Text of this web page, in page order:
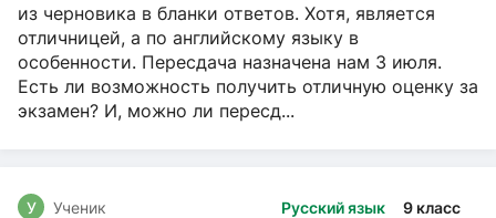
из черновика в бланки ответов. Хотя, является
отличницей, а по английскому языку в
особенности. Пересдача назначена нам 3 июля.
Есть ли возможность получить отличную оценку за
экзамен? И, можно ли пересд...
Русский язык 9 класс
У Ученик